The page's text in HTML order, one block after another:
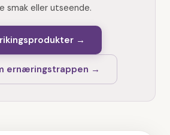
smak eller utseende.
→
ernæringstrappen →